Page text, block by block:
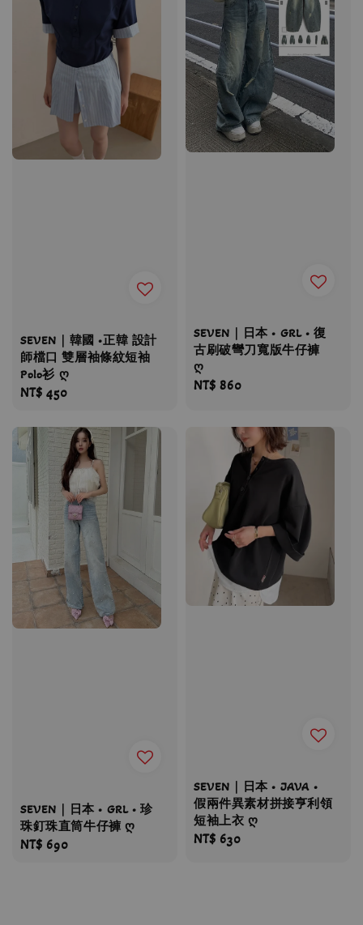
SEVEN｜韓國 •正韓 設計
師檔口 雙層袖條紋短袖
Polo衫 ღ
Regular
NT$ 450
SEVEN｜日本 • GRL • 復
古刷破彎刀寬版牛仔褲
ღ
Regular
NT$ 860
SEVEN｜日本 • GRL • 珍
珠釘珠直筒牛仔褲 ღ
Regular
NT$ 690
SEVEN｜日本 • JAVA •
假兩件異素材拼接亨利領
短袖上衣 ღ
Regular
NT$ 630